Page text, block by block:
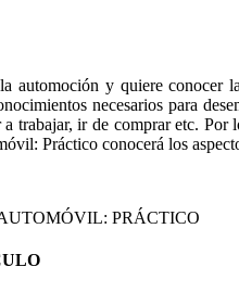
automoción y quiere conocer
necesarios para
trabajar, ir de comprar etc.
Práctico conocerá los
PRÁCTICO